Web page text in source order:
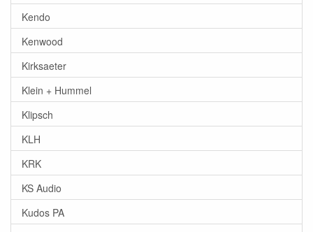
Kendo
Kenwood
Kirksaeter
Klein + Hummel
Klipsch
KLH
KRK
KS Audio
Kudos PA